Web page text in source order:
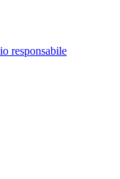
responsabile